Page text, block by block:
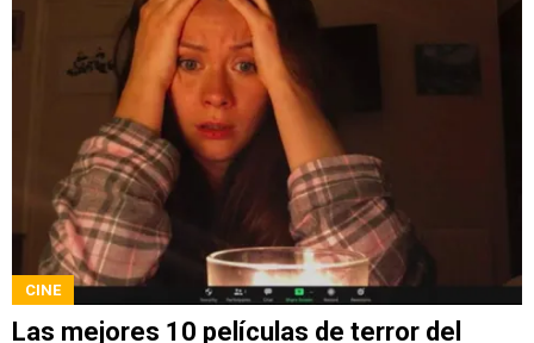
CINE
Las mejores 10 películas de terror del